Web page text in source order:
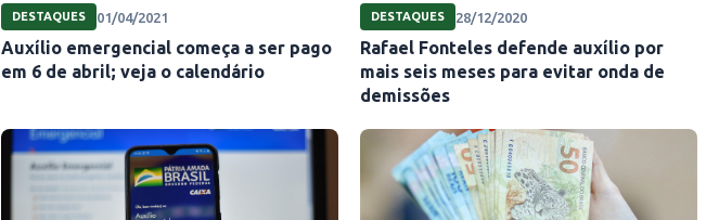
DESTAQUES 01/04/2021
Auxílio emergencial começa a ser pago
em 6 de abril; veja o calendário
DESTAQUES 28/12/2020
Rafael Fonteles defende auxílio por
mais seis meses para evitar onda de
demissões